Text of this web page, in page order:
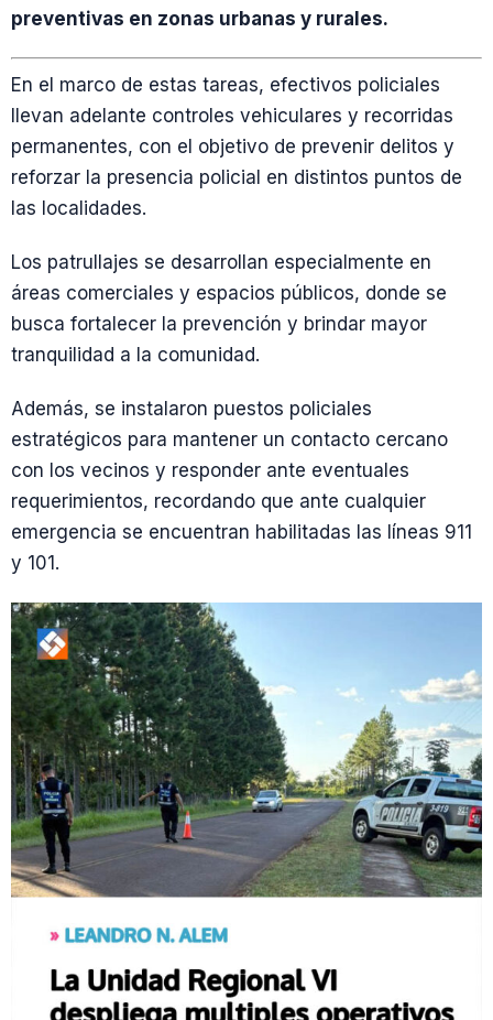
preventivas en zonas urbanas y rurales.
En el marco de estas tareas, efectivos policiales
llevan adelante controles vehiculares y recorridas
permanentes, con el objetivo de prevenir delitos y
reforzar la presencia policial en distintos puntos de
las localidades.
Los patrullajes se desarrollan especialmente en
áreas comerciales y espacios públicos, donde se
busca fortalecer la prevención y brindar mayor
tranquilidad a la comunidad.
Además, se instalaron puestos policiales
estratégicos para mantener un contacto cercano
con los vecinos y responder ante eventuales
requerimientos, recordando que ante cualquier
emergencia se encuentran habilitadas las líneas 911
y 101.